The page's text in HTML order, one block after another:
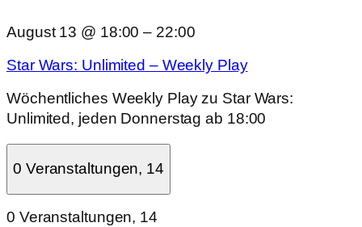
August 13 @ 18:00 – 22:00
Star Wars: Unlimited – Weekly Play
Wöchentliches Weekly Play zu Star Wars:
Unlimited, jeden Donnerstag ab 18:00
0 Veranstaltungen, 14
0 Veranstaltungen, 14